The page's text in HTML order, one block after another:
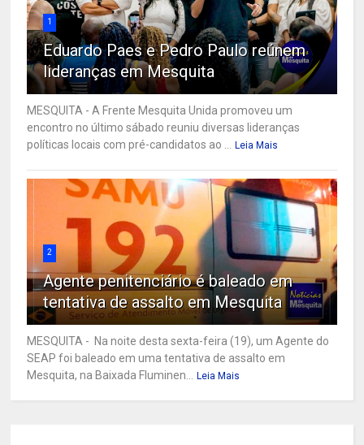
1
Eduardo Paes e Pedro Paulo reúnem
lideranças em Mesquita
MESQUITA - A Frente Mesquita Unida promoveu um
encontro no último sábado reuniu diversas lideranças
políticas locais com pré-candidatos ao ...
Leia Mais
2
Agente penitenciário é baleado em
tentativa de assalto em Mesquita
MESQUITA - Na noite desta sexta-feira (19), um Agente do
SEAP foi baleado em uma tentativa de assalto em
Mesquita, na Baixada Fluminen...
Leia Mais